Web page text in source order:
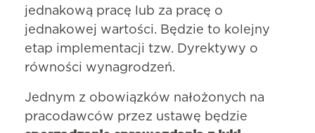
jednakową pracę lub za pracę o
jednakowej wartości. Będzie to kolejny
etap implementacji tzw. Dyrektywy o
równości wynagrodzeń.
Jednym z obowiązków nałożonych na
pracodawców przez ustawę będzie